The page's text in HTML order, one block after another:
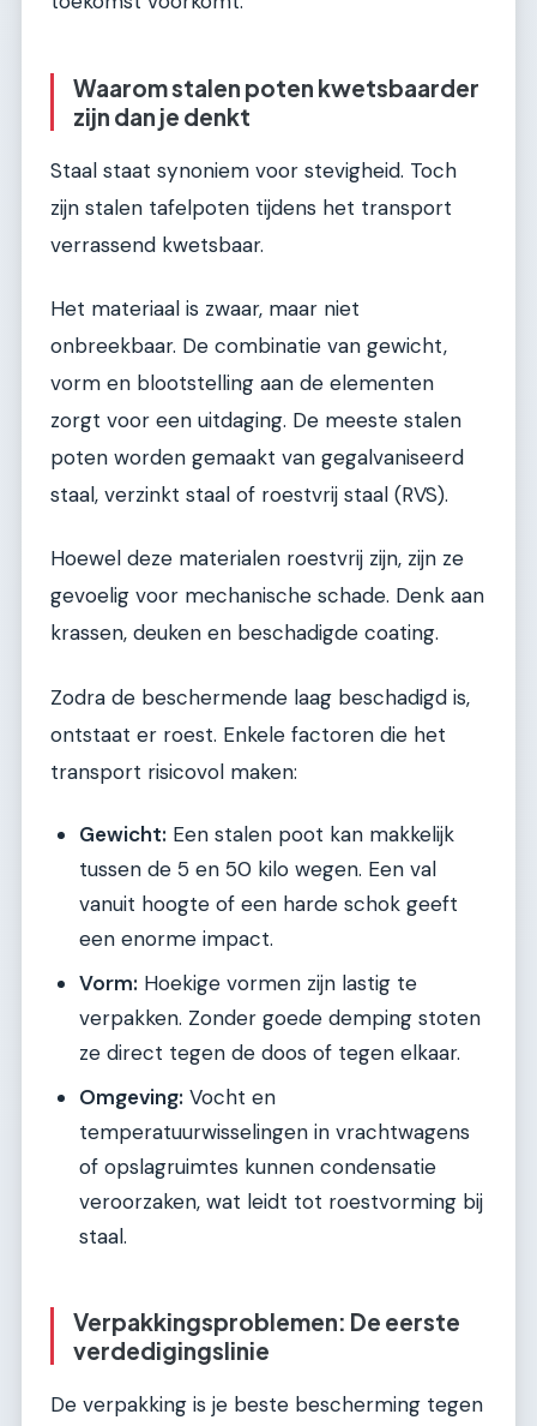
Waarom stalen poten kwetsbaarder
zijn dan je denkt
Staal staat synoniem voor stevigheid. Toch
zijn stalen tafelpoten tijdens het transport
verrassend kwetsbaar.
Het materiaal is zwaar, maar niet
onbreekbaar. De combinatie van gewicht,
vorm en blootstelling aan de elementen
zorgt voor een uitdaging. De meeste stalen
poten worden gemaakt van gegalvaniseerd
staal, verzinkt staal of roestvrij staal (RVS).
Hoewel deze materialen roestvrij zijn, zijn ze
gevoelig voor mechanische schade. Denk aan
krassen, deuken en beschadigde coating.
Zodra de beschermende laag beschadigd is,
ontstaat er roest. Enkele factoren die het
transport risicovol maken:
Gewicht: Een stalen poot kan makkelijk
tussen de 5 en 50 kilo wegen. Een val
vanuit hoogte of een harde schok geeft
een enorme impact.
Vorm: Hoekige vormen zijn lastig te
verpakken. Zonder goede demping stoten
ze direct tegen de doos of tegen elkaar.
Omgeving: Vocht en
temperatuurwisselingen in vrachtwagens
of opslagruimtes kunnen condensatie
veroorzaken, wat leidt tot roestvorming bij
staal.
Verpakkingsproblemen: De eerste
verdedigingslinie
De verpakking is je beste bescherming tegen